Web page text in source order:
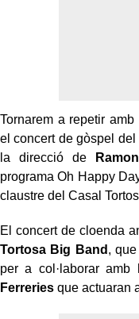
Tornarem a repetir
el concert de gòspel del
la direcció de
programa Oh Happy
claustre del Casal
El concert de cloenda
Tortosa Big Band ,
per a col·laborar amb
Ferreries que actuaran